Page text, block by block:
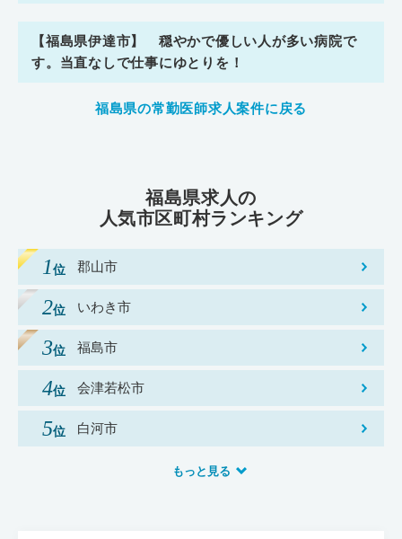
【福島県伊達市】 穏やかで優しい人が多い病院で
す。当直なしで仕事にゆとりを！
福島県の常勤医師求人案件に戻る
福島県求人の
人気市区町村ランキング
郡山市
いわき市
福島市
会津若松市
白河市
もっと見る